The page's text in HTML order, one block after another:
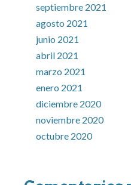
septiembre 2021
agosto 2021
junio 2021
abril 2021
marzo 2021
enero 2021
diciembre 2020
noviembre 2020
octubre 2020